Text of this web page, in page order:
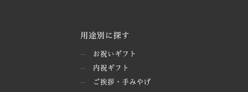
用途別に探す
お祝いギフト
内祝ギフト
ご挨拶・手みやげ